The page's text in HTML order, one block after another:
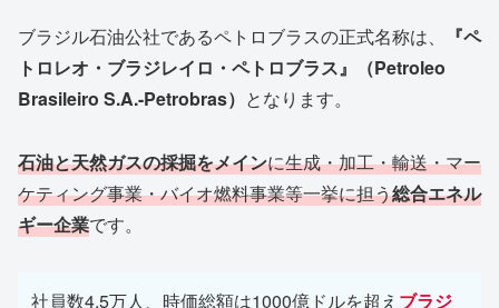
ブラジル石油公社であるペトロブラスの正式名称は、
『ペ
トロレオ・ブラジレイロ・ペトロブラス』（Petroleo
Brasileiro S.A.-Petrobras） となります。
石油と天然ガスの採掘をメインに生成・加工・輸送・マー
ケティング事業・バイオ燃料事業等一挙に担う総合エネル
ギー企業です。
社員数4.5万人、時価総額は1000億ドルを超え ブラジ